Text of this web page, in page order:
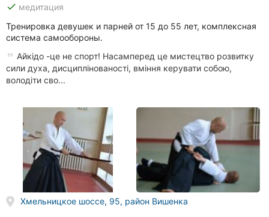
done медитация
Тренировка девушек и парней от 15 до 55 лет, комплексная
система самообороны.
Айкідо -це не спорт! Насамперед це мистецтво розвитку
сили духа, дисциплінованості, вміння керувати собою,
володіти сво...
Хмельницкое шоссе, 95, район Вишенка